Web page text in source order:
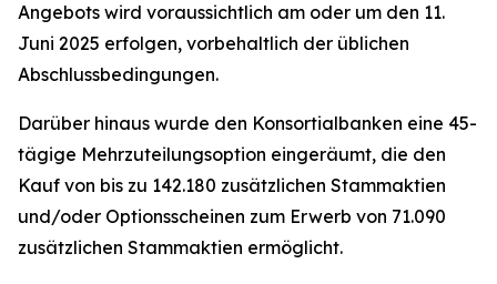
Angebots wird voraussichtlich am oder um den 11.
Juni 2025 erfolgen, vorbehaltlich der üblichen
Abschlussbedingungen.
Darüber hinaus wurde den Konsortialbanken eine 45-
tägige Mehrzuteilungsoption eingeräumt, die den
Kauf von bis zu 142.180 zusätzlichen Stammaktien
und/oder Optionsscheinen zum Erwerb von 71.090
zusätzlichen Stammaktien ermöglicht.